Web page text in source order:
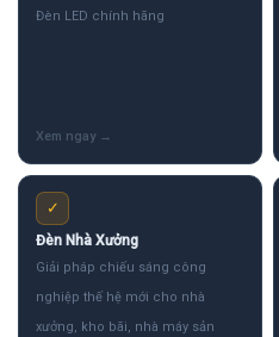
Đèn LED chính hãng
✓
Đèn Nhà Xưởng
Giải pháp chiếu sáng công
nghiệp thế hệ mới cho nhà
xưởng, kho bãi, nhà máy sản